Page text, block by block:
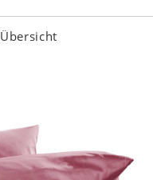
Übersicht